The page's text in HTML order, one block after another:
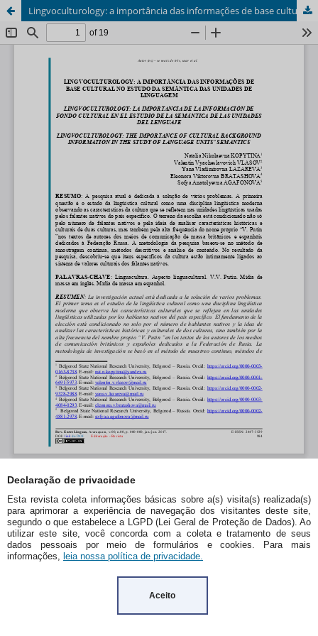
Declaração de privacidade
Esta revista coleta informações básicas sobre a(s) visita(s) realizada(s)
para aprimorar a experiência de navegação dos visitantes deste site,
segundo o que estabelece a LGPD (Lei Geral de Proteção de Dados). Ao
utilizar este site, você concorda com a coleta e tratamento de seus
dados pessoais por meio de formulários e cookies. Para mais
informações, leia nossa política de privacidade.
Aceito
Lingvoculturology: a importância das informações de base cultural no estudo da semântica das unidades de linguagem